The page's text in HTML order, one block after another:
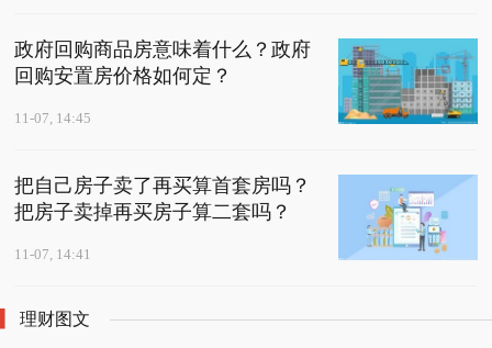
政府回购商品房意味着什么？政府
回购安置房价格如何定？
11-07, 14:45
把自己房子卖了再买算首套房吗？
把房子卖掉再买房子算二套吗？
11-07, 14:41
理财图文